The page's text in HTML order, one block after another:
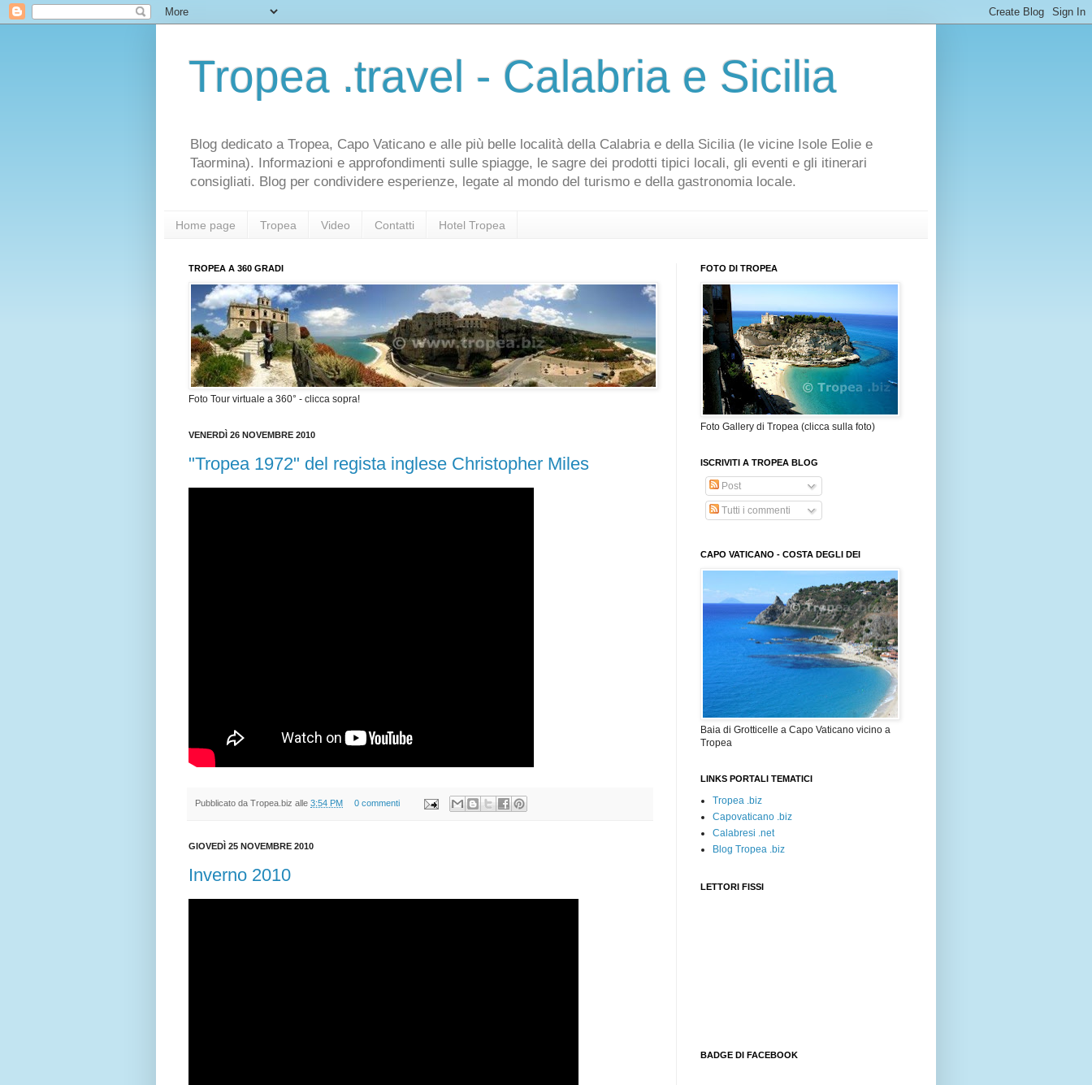
Tropea .travel - Calabria e Sicilia
Blog dedicato a Tropea, Capo Vaticano e alle più belle località della Calabria e della Sicilia (le vicine Isole Eolie e
Taormina). Informazioni e approfondimenti sulle spiagge, le sagre dei prodotti tipici locali, gli eventi e gli itinerari
consigliati. Blog per condividere esperienze, legate al mondo del turismo e della gastronomia locale.
Home page Tropea Video Contatti Hotel Tropea
TROPEA A 360 GRADI
Foto Tour virtuale a 360° - clicca sopra!
VENERDÌ 26 NOVEMBRE 2010
"Tropea 1972" del regista inglese Christopher Miles
Pubblicato da Tropea.biz alle 3:54 PM 0 commenti
GIOVEDÌ 25 NOVEMBRE 2010
Inverno 2010
FOTO DI TROPEA
Foto Gallery di Tropea (clicca sulla foto)
ISCRIVITI A TROPEA BLOG
Post
Tutti i commenti
CAPO VATICANO - COSTA DEGLI DEI
Baia di Grotticelle a Capo Vaticano vicino a
Tropea
LINKS PORTALI TEMATICI
Tropea .biz
Capovaticano .biz
Calabresi .net
Blog Tropea .biz
LETTORI FISSI
BADGE DI FACEBOOK